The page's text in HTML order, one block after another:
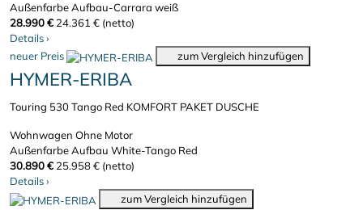
Außenfarbe Aufbau-Carrara weiß
28.990 € 24.361 € (netto)
Details›
neuer Preis
zum Vergleich hinzufügen
HYMER-ERIBA
Touring 530 Tango Red KOMFORT PAKET DUSCHE
Wohnwagen Ohne Motor
Außenfarbe Aufbau White-Tango Red
30.890 € 25.958 € (netto)
Details›
zum Vergleich hinzufügen